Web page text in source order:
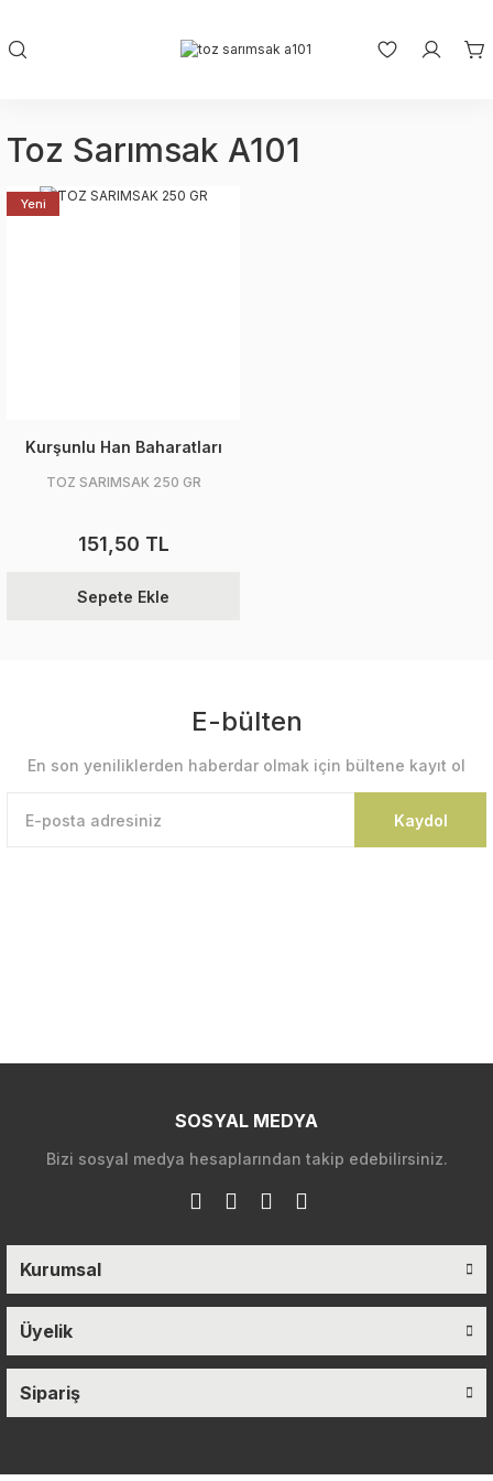
Toz Sarımsak A101
Yeni
Kurşunlu Han Baharatları
TOZ SARIMSAK 250 GR
151,50 TL
Sepete Ekle
E-bülten
En son yeniliklerden haberdar olmak için bültene kayıt ol
Kaydol
SOSYAL MEDYA
Bizi sosyal medya hesaplarından takip edebilirsiniz.
Kurumsal
Üyelik
Sipariş